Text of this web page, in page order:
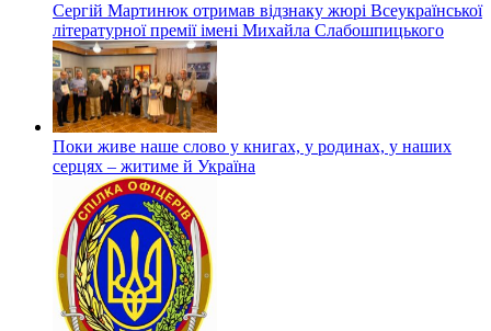
Сергій Мартинюк отримав відзнаку жюрі Всеукраїнської
літературної премії імені Михайла Слабошпицького
Поки живе наше слово у книгах, у родинах, у наших
серцях – житиме й Україна